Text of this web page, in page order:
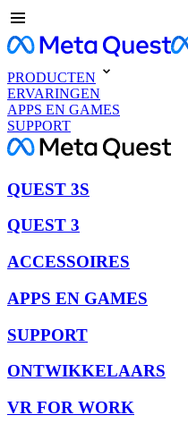
PRODUCTEN
ERVARINGEN
APPS EN GAMES
SUPPORT
QUEST 3S
QUEST 3
ACCESSOIRES
APPS EN GAMES
SUPPORT
ONTWIKKELAARS
VR FOR WORK